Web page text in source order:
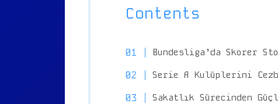
Contents
Bundesliga’da Skorer
Serie A Kulüplerini
Sakatlık Sürecinden